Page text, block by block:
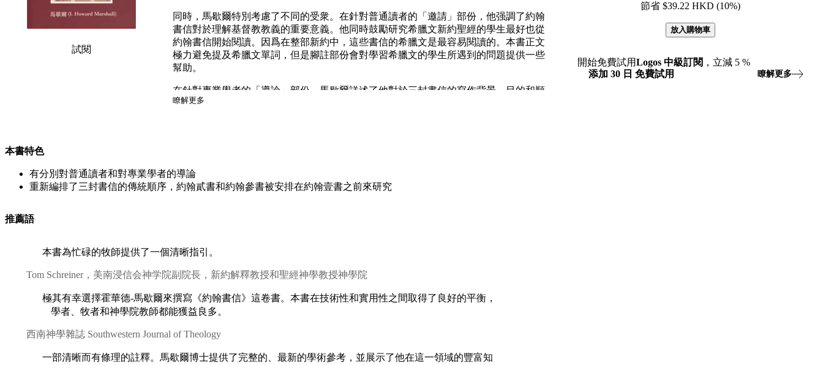
試閱
同時，馬歇爾特別考慮了不同的受衆。在針對普通讀者的「邀請」部份，他强調了約翰
書信對於理解基督教教義的重要意義。他同時鼓勵研究希臘文新約聖經的學生最好也從
約翰書信開始閱讀。因爲在整部新約中，這些書信的希臘文是最容易閱讀的。本書正文
極力避免提及希臘文單詞，但是腳註部份會對學習希臘文的學生所遇到的問題提供一些
幫助。
在針對專業學者的「導論」部份。馬歇爾詳述了他對於三封書信的寫作背景、目的和順
序的看法——他相信約翰二書和三書是在約翰一書之前寫成的。對於較爲難解的約翰一
瞭解更多
本書特色
有分別對普通讀者和對專業學者的導論
重新編排了三封書信的傳統順序，約翰貳書和約翰參書被安排在約翰壹書之前來研究
推薦語
本書為忙碌的牧師提供了一個清晰指引。
Tom Schreiner，美南浸信会神学院副院長，新約解釋教授和聖經神學教授神學院
極其有幸選擇霍華德-馬歇爾來撰寫《約翰書信》這卷書。本書在技術性和實用性之間取得了良好的平衡，
學者、牧者和神學院教師都能獲益良多。
西南神學雜誌 Southwestern Journal of Theology
一部清晰而有條理的註釋。馬歇爾博士提供了完整的、最新的學術參考，並展示了他在這一領域的豐富知
節省 $39.22 HKD (10%)
放入購物車
開始免費試用Logos 中級訂閱 ，立減 5%
添加 30 日 免費試用 瞭解更多